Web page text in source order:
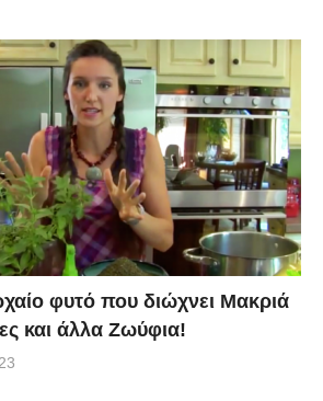
φυτό που διώχνει Μακριά
και άλλα Ζωύφια!